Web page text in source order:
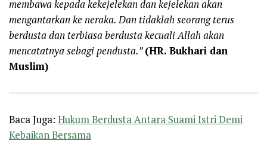
membawa kepada kekejelekan dan kejelekan akan
mengantarkan keneraka.Dan tidaklah seorang terus
berdustadan terbiasa berdusta kecuali Allah akan
mencatatnya sebagi pendusta.”(HR. Bukhari dan
Muslim)
Baca Juga: Hukum Berdusta Antara Suami Istri Demi
Kebaikan Bersama